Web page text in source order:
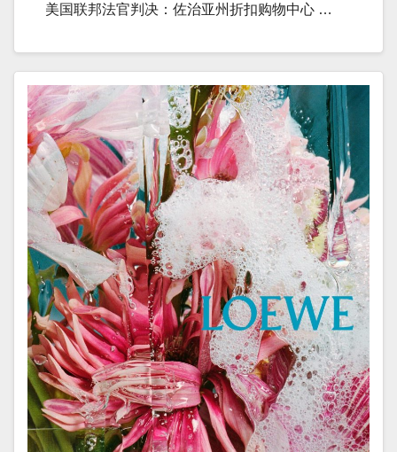
美国联邦法官判决：佐治亚州折扣购物中心 …